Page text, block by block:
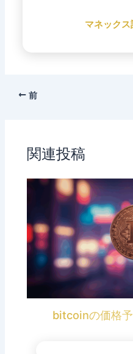
マネックス
前
関連投稿
bitcoinの価格